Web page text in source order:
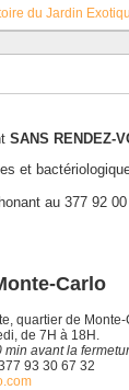
du Jardin
SANS RENDEZ-
et
au 377 92 00
Carlo
quartier de Monte-
de 7H à 18H.
avant la
93 30 67 32